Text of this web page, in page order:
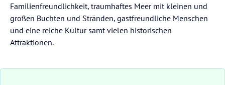
Familienfreundlichkeit, traumhaftes Meer mit kleinen und
großen Buchten und Stränden, gastfreundliche Menschen
und eine reiche Kultur samt vielen historischen
Attraktionen.